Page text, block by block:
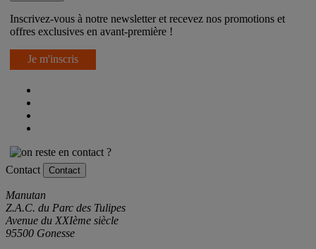
Inscrivez-vous à notre newsletter et recevez nos promotions et
offres exclusives en avant-première !
Je m'inscris
Contact Contact
Manutan
Z.A.C. du Parc des Tulipes
Avenue du XXIème siècle
95500 Gonesse